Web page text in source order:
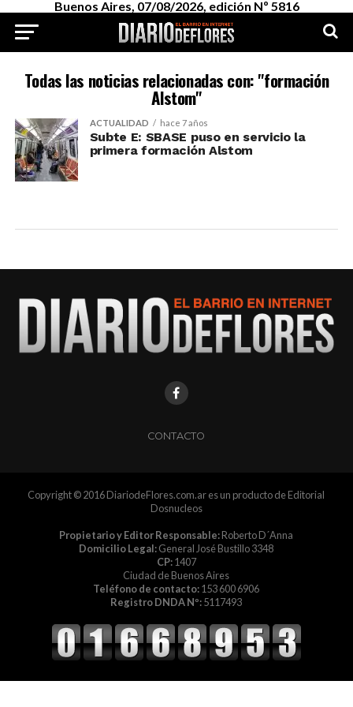
Buenos Aires, 07/08/2026, edición Nº 5816
Todas las noticias relacionadas con: "formación
Alstom"
ACTUALIDAD hace 7 años
Subte E: SBASE puso en servicio la
primera formación Alstom
CONTACTO
Copyright © 2016 DiariodeFlores.com.ar es un producto de Editorial
Dosnucleos
Propietario y Editor Responsable:Roberto D´Anna
Domicilio Legal:General José Bustillo 3348
CP:1407
Ciudad de Buenos Aires
Teléfono de contacto:153 600 6906
Registro DNDA Nº:5117493